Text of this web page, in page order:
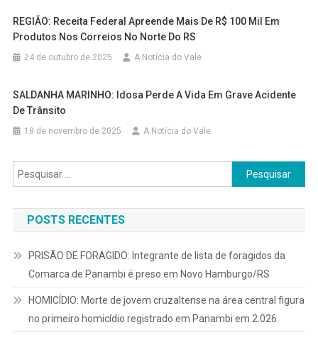
REGIÃO: Receita Federal Apreende Mais De R$ 100 Mil Em
Produtos Nos Correios No Norte Do RS
24 de outubro de 2025 A Notícia do Vale
SALDANHA MARINHO: Idosa Perde A Vida Em Grave Acidente
De Trânsito
18 de novembro de 2025 A Notícia do Vale
Pesquisar
por:
POSTS RECENTES
PRISÃO DE FORAGIDO: Integrante de lista de foragidos da
Comarca de Panambi é preso em Novo Hamburgo/RS
HOMICÍDIO: Morte de jovem cruzaltense na área central figura
no primeiro homicídio registrado em Panambi em 2.026